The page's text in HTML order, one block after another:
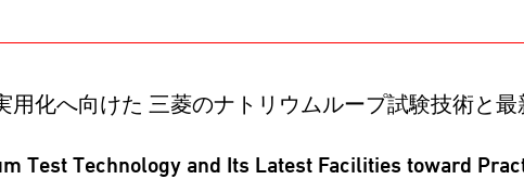
用化へ向けた 三菱のナトリウムループ試験技術と最
Test Technology and Its Latest Facilities toward